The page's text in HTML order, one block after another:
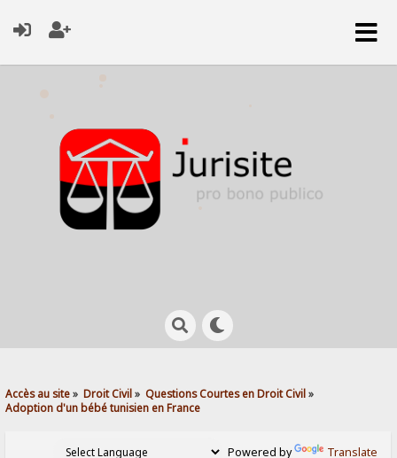
Accès au site» Droit Civil» Questions Courtes en Droit Civil»
Adoption d'un bébé tunisien en France
Powered by Translate